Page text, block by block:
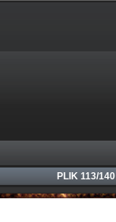
PLIK 113/140